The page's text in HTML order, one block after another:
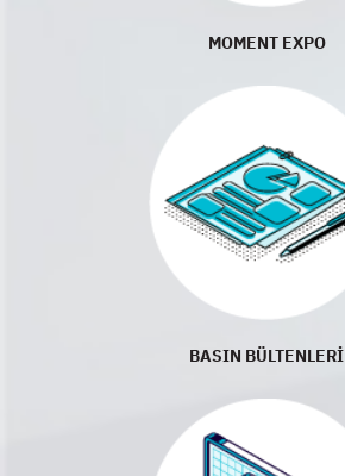
MOMENT EXPO
BASIN BÜLTENLERİ